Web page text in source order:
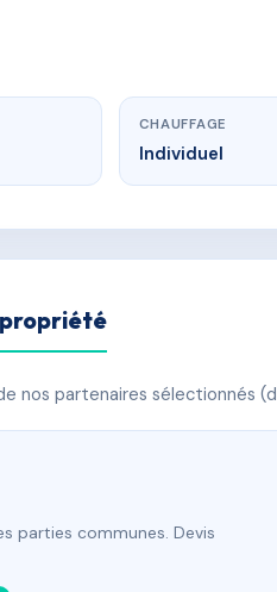
CHAUFFAGE
Individuel
nos partenaires sélectionnés
parties communes. Devis